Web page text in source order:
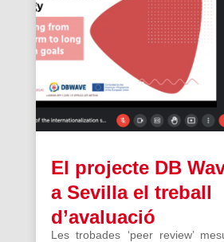
El projecte DB
a Sevilla el treball
d’avaluació
Les trobades ‘peer review’